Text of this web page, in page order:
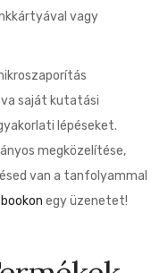
vagy
saját kutatási
lépéseket.
megközelítése,
van a tanfolyammal
egy üzenetet!